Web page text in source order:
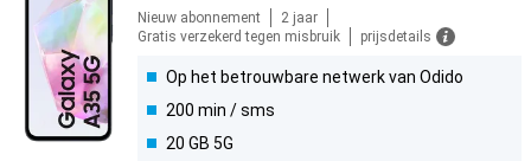
Nieuw abonnement
2 jaar
Gratis verzekerd tegen misbruik
prijsdetails
Op het betrouwbare netwerk van Odido
200 min / sms
20 GB 5G